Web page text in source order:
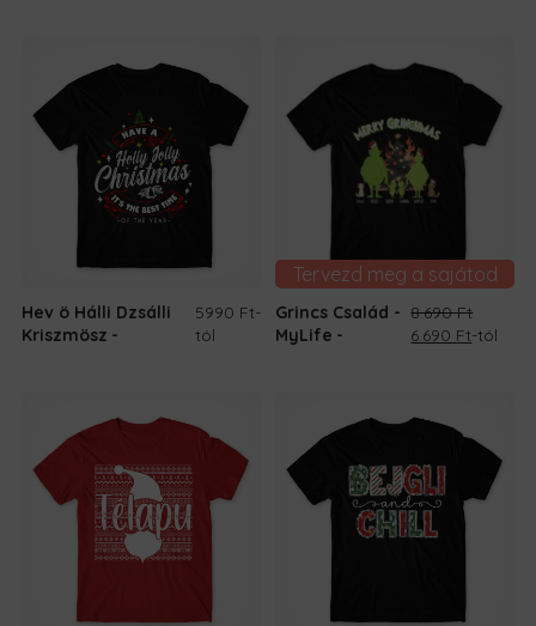
Hev ö Hálli Dzsálli
Kriszmösz
5990 Ft-
tól
Tervezd meg a sajátod
Grincs Család -
MyLife
8.690Ft
Original
6.690 FtCurrent
-tól